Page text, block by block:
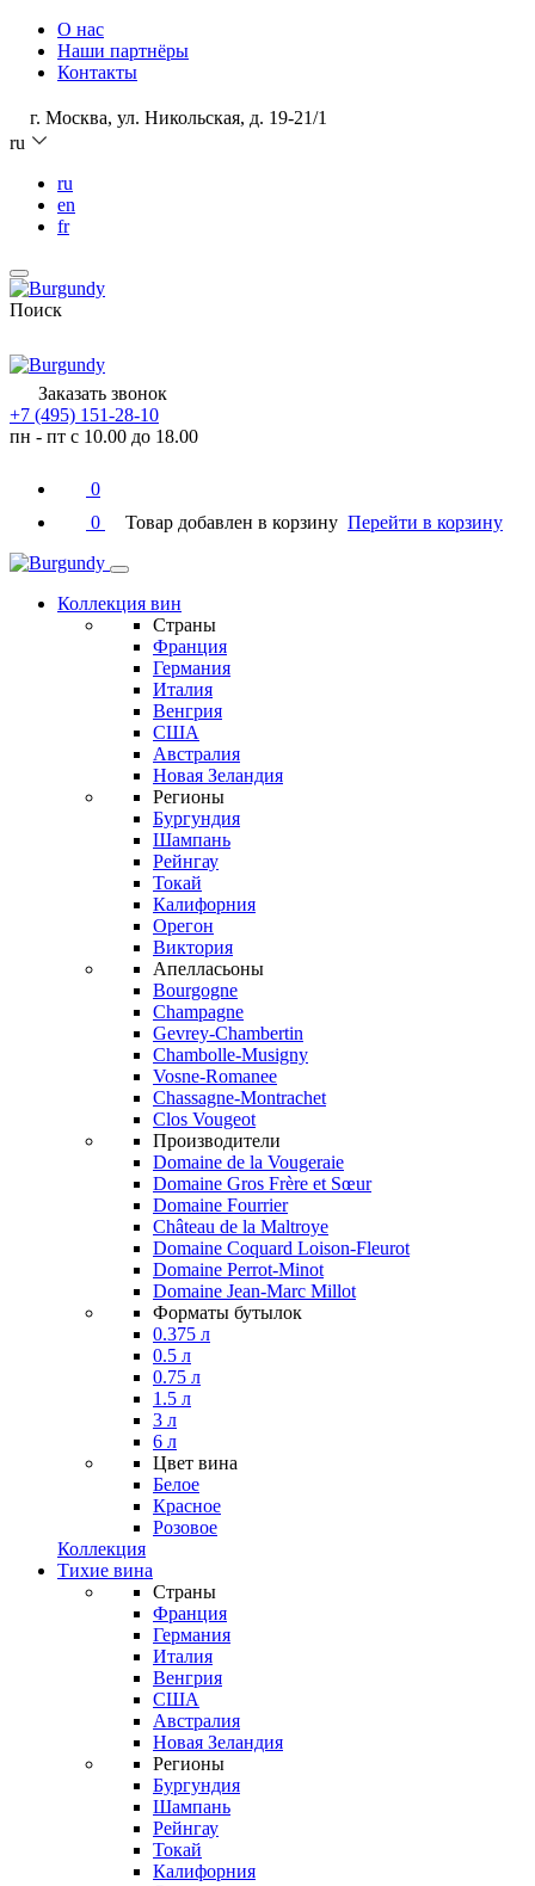
О нас
Наши партнёры
Контакты
г. Москва, ул. Никольская, д. 19-21/1
ru
ru
en
fr
Поиск
Заказать звонок
+7 (495) 151-28-10
пн - пт с 10.00 до 18.00
0
0
Товар добавлен в корзину Перейти в корзину
Коллекция вин
Страны
Франция
Германия
Италия
Венгрия
США
Австралия
Новая Зеландия
Регионы
Бургундия
Шампань
Рейнгау
Токай
Калифорния
Орегон
Виктория
Апелласьоны
Bourgogne
Champagne
Gevrey-Chambertin
Chambolle-Musigny
Vosne-Romanee
Chassagne-Montrachet
Clos Vougeot
Производители
Domaine de la Vougeraie
Domaine Gros Frère et Sœur
Domaine Fourrier
Château de la Maltroye
Domaine Coquard Loison-Fleurot
Domaine Perrot-Minot
Domaine Jean-Marc Millot
Форматы бутылок
0.375 л
0.5 л
0.75 л
1.5 л
3 л
6 л
Цвет вина
Белое
Красное
Розовое
Коллекция
Тихие вина
Страны
Франция
Германия
Италия
Венгрия
США
Австралия
Новая Зеландия
Регионы
Бургундия
Шампань
Рейнгау
Токай
Калифорния